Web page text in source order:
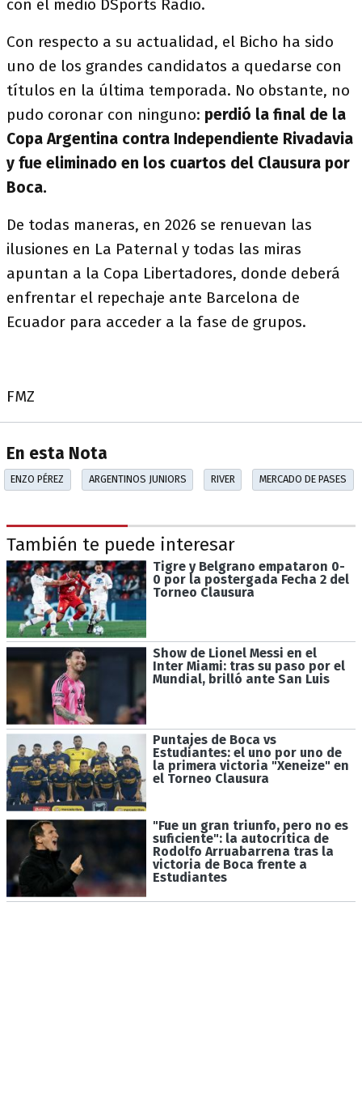
con el medio DSports Radio.
Con respecto a su actualidad, el Bicho ha sido
uno de los grandes candidatos a quedarse con
títulos en la última temporada. No obstante, no
pudo coronar con ninguno: perdió la final de la
Copa Argentina contra Independiente Rivadavia
y fue eliminado en los cuartos del Clausura por
Boca.
De todas maneras, en 2026 se renuevan las
ilusiones en La Paternal y todas las miras
apuntan a la Copa Libertadores, donde deberá
enfrentar el repechaje ante Barcelona de
Ecuador para acceder a la fase de grupos.
FMZ
En esta Nota
ENZO PÉREZ ARGENTINOS JUNIORS RIVER MERCADO DE PASES
También te puede interesar
Tigre y Belgrano empataron 0-
0 por la postergada Fecha 2 del
Torneo Clausura
Show de Lionel Messi en el
Inter Miami: tras su paso por el
Mundial, brilló ante San Luis
Puntajes de Boca vs
Estudiantes: el uno por uno de
la primera victoria "Xeneize" en
el Torneo Clausura
"Fue un gran triunfo, pero no es
suficiente": la autocrítica de
Rodolfo Arruabarrena tras la
victoria de Boca frente a
Estudiantes